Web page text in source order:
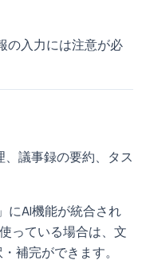
の入力には注意が必
、議事録の要約、タス
にAI機能が統合され
っている場合は、文
補完ができます。